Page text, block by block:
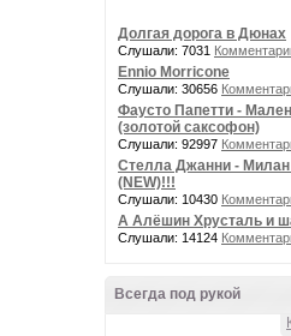
Долгая дорога в Дюнах
Слушали: 7031
Ennio Morricone
Слушали: 30656
Фаусто Папетти -
(золотой саксофон)
Слушали: 92997
Стелла Джанни -
(NEW)!!!
Слушали: 10430
А Алёшин Хрусталь и
Слушали: 14124
Всегда под рукой